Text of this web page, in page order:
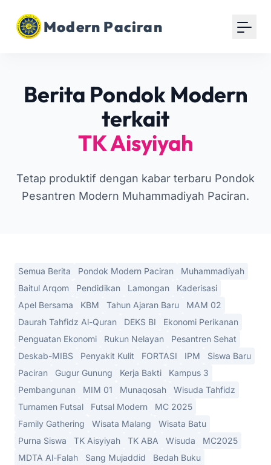
Modern Paciran
Berita Pondok Modern
terkait
TK Aisyiyah
Tetap produktif dengan kabar terbaru Pondok
Pesantren Modern Muhammadiyah Paciran.
Semua Berita Pondok Modern Paciran
Muhammadiyah
Baitul Arqom
Pendidikan Lamongan
Kaderisasi
Apel Bersama
KBM Tahun Ajaran Baru
MAM 02
Daurah Tahfidz Al-Quran
DEKS BI
Ekonomi Perikanan
Penguatan Ekonomi
Rukun Nelayan
Pesantren Sehat
Deskab-MIBS
Penyakit Kulit FORTASI IPM
Siswa Baru
Paciran
Gugur Gunung Kerja Bakti
Kampus 3
Pembangunan
MIM 01 Munaqosah
Wisuda Tahfidz
Turnamen Futsal
Futsal Modern
MC 2025
Family Gathering
Wisata Malang
Wisata Batu
Purna Siswa
TK Aisyiyah TK ABA Wisuda
MC2025
MDTA Al-Falah
Sang Mujaddid
Bedah Buku